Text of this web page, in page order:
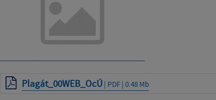
Plagát_00WEB_OcÚ| PDF | 0.48 Mb